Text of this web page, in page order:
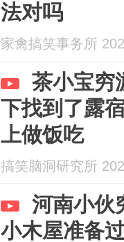
法对吗
家禽搞笑事务所
茶小宝
下找到了露
上做饭吃
搞笑脑洞研究所
河南小伙
小木屋准备